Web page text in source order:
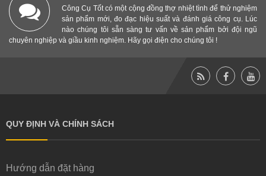
Công Cụ Tốt có một cộng đồng thợ nhiệt tình để thử nghiệm
sản phẩm mới, đo đạc hiệu suất và đánh giá công cụ. Lúc
nào chúng tôi sẵn sàng tư vấn về sản phẩm bởi đội ngũ
chuyên nghiệp và giầu kinh nghiệm. Hãy gọi điện cho chúng tôi !
QUY ĐỊNH VÀ CHÍNH SÁCH
Hướng dẫn đặt hàng